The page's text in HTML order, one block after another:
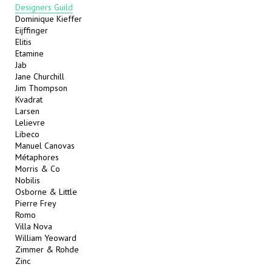
Designers Guild
Dominique Kieffer
Eijffinger
Elitis
Etamine
Jab
Jane Churchill
Jim Thompson
Kvadrat
Larsen
Lelievre
Libeco
Manuel Canovas
Métaphores
Morris & Co
Nobilis
Osborne & Little
Pierre Frey
Romo
Villa Nova
William Yeoward
Zimmer & Rohde
Zinc